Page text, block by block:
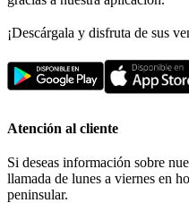
¡Descárgala y disfruta de sus
Atención al cliente
Si deseas información sobre
llamada de lunes a viernes en
peninsular.